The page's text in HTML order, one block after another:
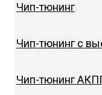
Чип-тюнинг
Чип-тюнинг с
Чип-тюнинг